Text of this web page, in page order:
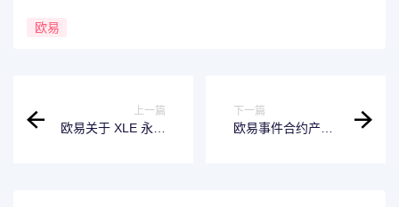
欧易
上一篇
欧易关于 XLE 永续
下一篇
欧易事件合约产品